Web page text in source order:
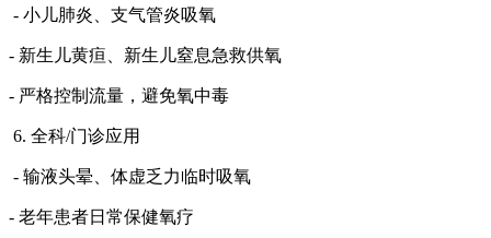
- 小儿肺炎、支气管炎吸氧
- 新生儿黄疸、新生儿窒息急救供氧
- 严格控制流量，避免氧中毒
6. 全科/门诊应用
- 输液头晕、体虚乏力临时吸氧
- 老年患者日常保健氧疗